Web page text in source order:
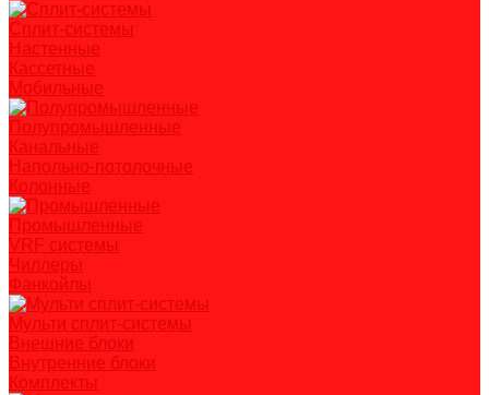
Сплит-системы
Настенные
Кассетные
Мобильные
Полупромышленные
Канальные
Напольно-потолочные
Колонные
Промышленные
VRF системы
Чиллеры
Фанкойлы
Мульти сплит-системы
Внешние блоки
Внутренние блоки
Комплекты